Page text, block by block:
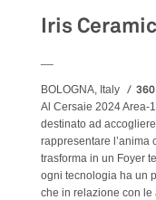
Iris
BOLOGNA, Italy
Al Cersaie 2024 Area-
destinato ad
rappresentare l’anima
trasforma in un Foyer
ogni tecnologia ha un
che in relazione con le